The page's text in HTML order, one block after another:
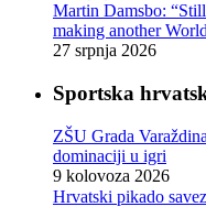
Martin Damsbo:
making another
27 srpnja 2026
Sportska
ZŠU Grada
dominaciji u igri
9 kolovoza 2026
Hrvatski pikado